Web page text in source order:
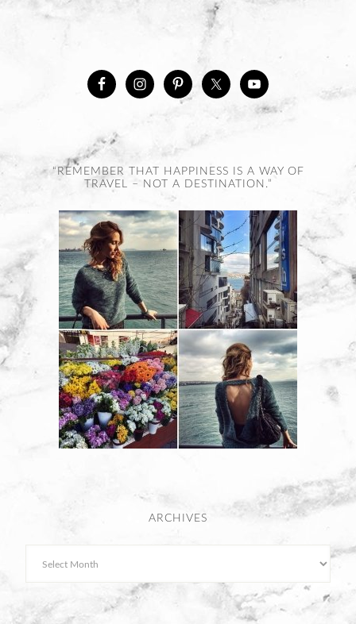
“REMEMBER THAT HAPPINESS IS A WAY OF
TRAVEL – NOT A DESTINATION.”
ARCHIVES